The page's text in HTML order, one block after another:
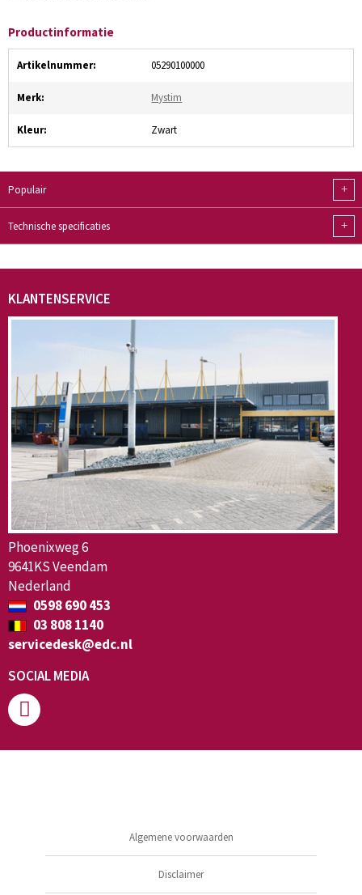
Productinformatie
Artikelnummer: 05290100000
Merk: Mystim
Kleur: Zwart
Populair +
Technische specificaties +
KLANTENSERVICE
Phoenixweg 6
9641KS Veendam
Nederland
0598 690 453
03 808 1140
servicedesk@edc.nl
SOCIAL MEDIA
Algemene voorwaarden
Disclaimer